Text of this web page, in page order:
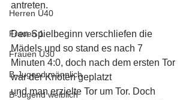
Herren Ü40
Frauen 1
Frauen Ü30
B-Jugend männlich
B-Jugend weiblich
antreten.
Den Spielbeginn verschliefen die
Mädels und so stand es nach 7
Minuten 4:0, doch nach dem ersten Tor
war der Knoten geplatzt
und man erzielte Tor um Tor. Doch